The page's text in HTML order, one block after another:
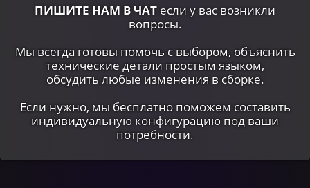
ПИШИТЕ НАМ В ЧАТ если у вас возникли
вопросы.
Мы всегда готовы помочь с выбором, объяснить
технические детали простым языком,
обсудить любые изменения в сборке.
Если нужно, мы бесплатно поможем составить
индивидуальную конфигурацию под ваши
потребности.